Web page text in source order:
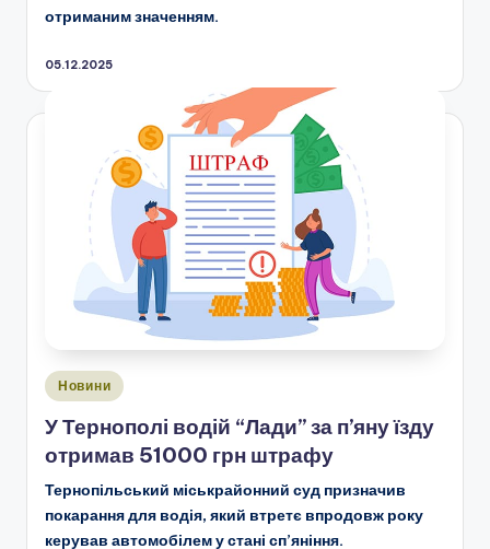
отриманим значенням.
05.12.2025
Опубліковано
Новини
У Тернополі водій “Лади” за п’яну їзду
отримав 51000 грн штрафу
Тернопільський міськрайонний суд призначив
покарання для водія, який втретє впродовж року
керував автомобілем у стані сп’яніння.